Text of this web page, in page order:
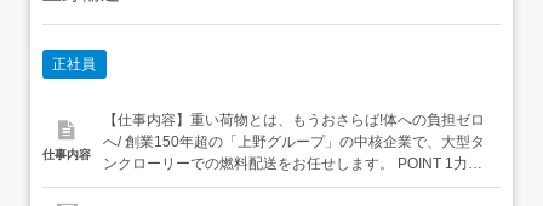
正社員
仕事内容
【仕事内容】重い荷物とは、もうおさらば!体への負担ゼロ
へ/ 創業150年超の「上野グループ」の中核企業で、大型タ
ンクローリーでの燃料配送をお任せします。 POINT 1力仕
事なし:液体輸送なので手積み・手卸しゼロ。2毎日お家に